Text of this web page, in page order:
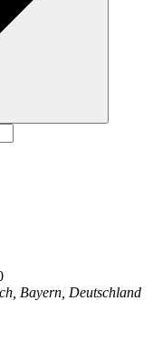
Bayern, Deutschland